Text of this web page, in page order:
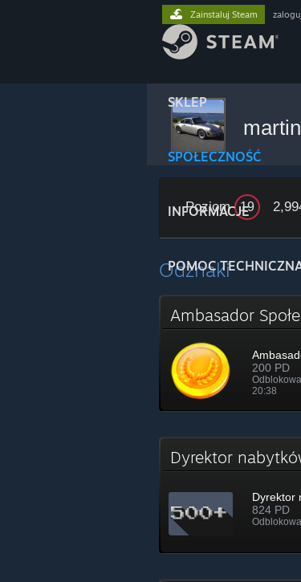
SKLEP
SPOŁECZNOŚĆ
INFORMACJE
POMOC
Zainstaluj Steam
Poziom 19
Odznaki
Ambasador
200 PD
20:38
Dyrektor
Dyrektor
824 PD